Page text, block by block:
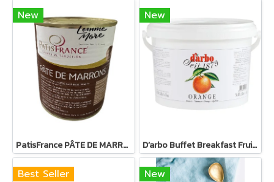
New
PatisFrance PÂTE DE MARRONS 1000g -เกาลัดบด : 6 กระป๋อง
New
D’arbo Buffet Breakfast Fruit Spread 5kg - แยมผลไม้
Best Seller New